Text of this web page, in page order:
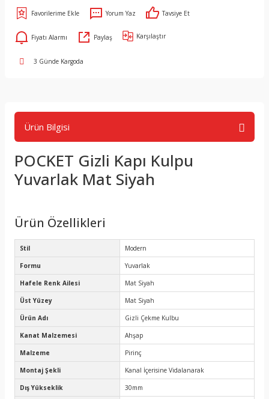
Yorum Yaz Tavsiye Et
Fiyatı Alarmı Paylaş Karşılaştır
3 Günde Kargoda
Ürün Bilgisi
POCKET Gizli Kapı Kulpu
Yuvarlak Mat Siyah
Ürün Özellikleri
Stil Modern
Formu Yuvarlak
Hafele Renk Ailesi Mat Siyah
Üst Yüzey Mat Siyah
Ürün Adı Gizli Çekme Kulbu
Kanat Malzemesi Ahşap
Malzeme Pirinç
Montaj Şekli Kanal İçerisine Vidalanarak
Dış Yükseklik 30mm